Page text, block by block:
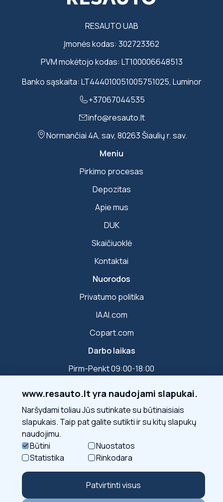
RESAUTO UAB
Įmonės kodas: 302723362
PVM mokėtojo kodas: LT100006648513
Banko sąskaita: LT444010051005751025, Luminor
+37067044535
info@resauto.lt
Normančiai 4A, sav, 80263 Šiaulių r. sav.
Meniu
Pirkimo procesas
Depozitas
Apie mus
DUK
Skaičiuoklė
Kontaktai
Nuorodos
Privatumo politika
IAAI.com
Copart.com
Darbo laikas
Pirm-Penkt 09:00-18:00
Susisiekite
Sekite mus
www.resauto.lt yra naudojami slapukai.
Naršydami toliau Jūs sutinkate su būtinaisiais
slapukais. Taip pat galite sutikti ir su kitų slapukų
naudojimu.
Būtini
Nuostatos
Statistika
Rinkodara
Patvirtinti visus